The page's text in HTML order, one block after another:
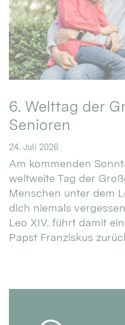
6. Welttag der
Senioren
24. Juli 2026
Am kommenden
weltweite Tag der
Menschen unter dem
dich niemals
Leo XIV. führt damit
Papst Franziskus